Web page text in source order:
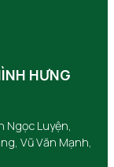
HƯNG
Ngọc Luyện,
Vũ Văn Mạnh,